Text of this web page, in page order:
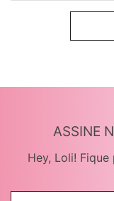
ASSINE
Hey, Loli!